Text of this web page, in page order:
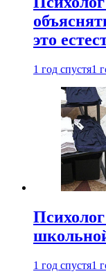
это
1 год спустя1
1 год спустя1